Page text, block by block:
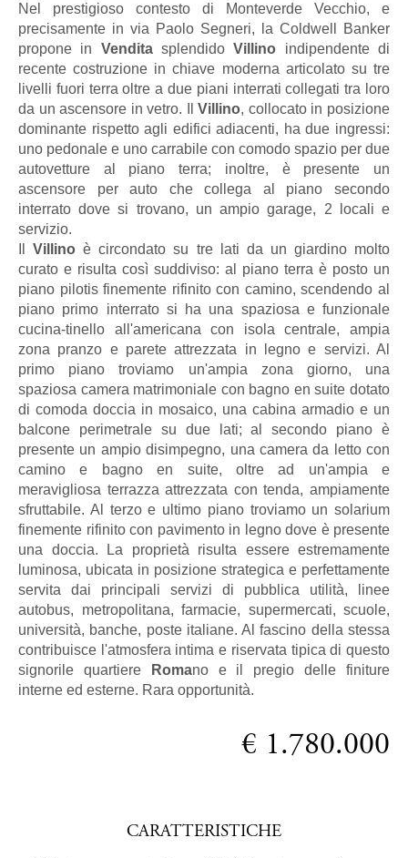
Nel prestigioso contesto di Monteverde Vecchio, e
precisamente in via Paolo Segneri, la Coldwell Banker
propone in VenditasplendidoVillino indipendente di
recente costruzione in chiave moderna articolato su tre
livelli fuori terra oltre a due piani interrati collegati tra loro
da un ascensore in vetro. IlVillino, collocato in posizione
dominante rispetto agli edifici adiacenti, ha due ingressi:
uno pedonale e uno carrabile con comodo spazio per due
autovetture al piano terra; inoltre, è presente un
ascensore per auto che collega al piano secondo
interrato dove si trovano, un ampio garage, 2 locali e
servizio.
IlVillino è circondato su tre lati da un giardino molto
curato e risulta così suddiviso: al piano terra è posto un
piano pilotis finemente rifinito con camino, scendendo al
piano primo interrato si ha una spaziosa e funzionale
cucina-tinello all'americana con isola centrale, ampia
zona pranzo e parete attrezzata in legno e servizi. Al
primo piano troviamo un'ampia zona giorno, una
spaziosa camera matrimoniale con bagno en suite dotato
di comoda doccia in mosaico, una cabina armadio e un
balcone perimetrale su due lati; al secondo piano è
presente un ampio disimpegno, una camera da letto con
camino e bagno en suite, oltre ad un'ampia e
meravigliosa terrazza attrezzata con tenda, ampiamente
sfruttabile. Al terzo e ultimo piano troviamo un solarium
finemente rifinito con pavimento in legno dove è presente
una doccia. La proprietà risulta essere estremamente
luminosa, ubicata in posizione strategica e perfettamente
servita dai principali servizi di pubblica utilità, linee
autobus, metropolitana, farmacie, supermercati, scuole,
università, banche, poste italiane. Al fascino della stessa
contribuisce l'atmosfera intima e riservata tipica di questo
signorile quartiere
Romano e il pregio delle finiture
interne ed esterne. Rara opportunità.
€ 1.780.000
CARATTERISTICHE